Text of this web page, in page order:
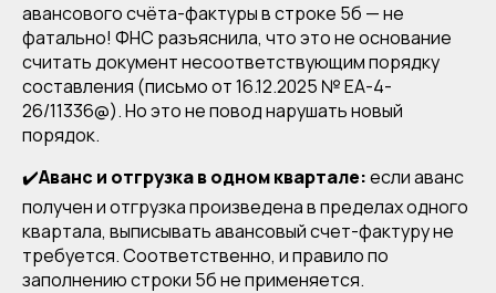
авансового счёта-фактуры в строке 5б — не
фатально! ФНС разъяснила, что это не основание
считать документ несоответствующим порядку
составления (письмо от 16.12.2025 № ЕА-4-
26/11336@). Но это не повод нарушать новый
порядок.
✔️Аванс и отгрузка в одном квартале:если аванс
получен и отгрузка произведена в пределах одного
квартала, выписывать авансовый счет-фактуру не
требуется. Соответственно, и правило по
заполнению строки 5б не применяется.